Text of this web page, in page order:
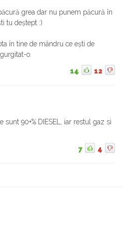
grea dar nu punem păcură în
tu deștept :)
în tine de mândru ce ești de
o.
14 12
sunt 90+% DIESEL, iar restul gaz si
7 4